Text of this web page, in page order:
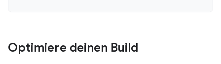
Optimiere deinen Build